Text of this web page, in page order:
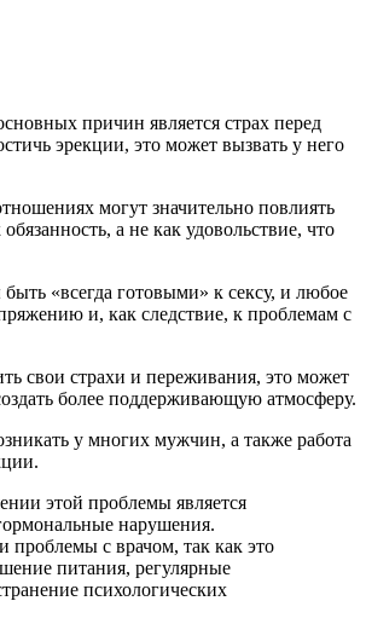
причин является страх перед
эрекции, это может вызвать у него
могут значительно повлиять
а не как удовольствие, что
«всегда готовыми» к сексу, и любое
и, как следствие, к проблемам с
свои страхи и переживания, это может
более поддерживающую атмосферу.
у многих мужчин, а также работа
этой проблемы является
нарушения.
проблемы с врачом, так как это
питания, регулярные
психологических